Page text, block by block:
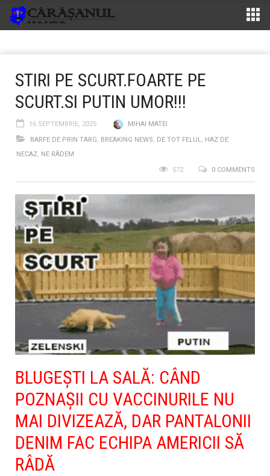
STIRI PE SCURT.FOARTE PE
SCURT.SI PUTIN UMOR!!!
16 SEPTEMBRIE, 2025
MIHAI MATEI
BARFE DE PRIN TARG, BREAKING NEWS, DE TOT FELUL, HAZ DE
NECAZ, NE RÂDEM
0 COMMENTS
572
BLUGEŞTI LA SALĂ: CÂND
POZNAŞII CU VACCINURILE NU
MAI DIVIZEAZĂ, DAR PANTALONII
DENIM FAC ECHIPA AMERICII SĂ
RÂDĂ